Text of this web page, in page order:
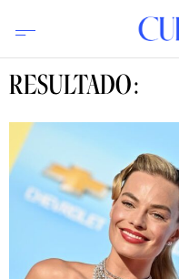
RESULTADO: